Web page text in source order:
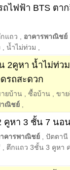
ไฟฟ้า BTS ตา
แถว อาคารพาณิชย์
น้ำไม่ท่วม
คูหา น้ำไม่ท่วม
รถสะดวก
ยบ้าน ซื้อบ้าน
ขา
าณิชย์
หา 3 ชั้น 7 นอ
คารพาณิชย์ ปัตตานี
ตึกแถว 3ชั้น 3 คูหา